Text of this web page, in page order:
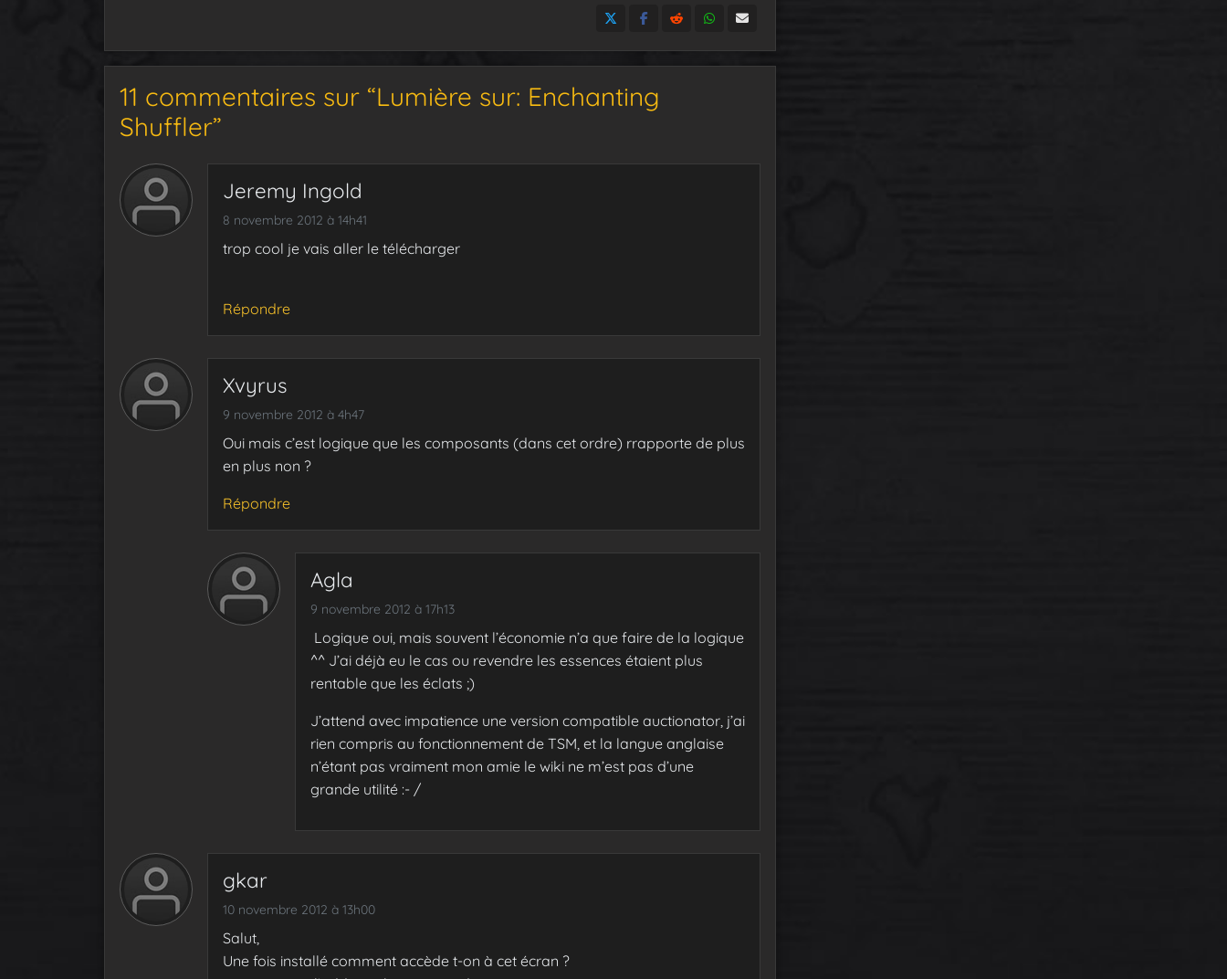
11 commentaires sur “Lumière sur: Enchanting
Shuffler”
Jeremy Ingold
8 novembre 2012 à 14h41
trop cool je vais aller le télécharger
Répondre
Xvyrus
9 novembre 2012 à 4h47
Oui mais c’est logique que les composants (dans cet ordre) rrapporte de plus
en plus non ?
Répondre
Agla
9 novembre 2012 à 17h13
Logique oui, mais souvent l’économie n’a que faire de la logique
^^ J’ai déjà eu le cas ou revendre les essences étaient plus
rentable que les éclats ;)
J’attend avec impatience une version compatible auctionator, j’ai
rien compris au fonctionnement de TSM, et la langue anglaise
n’étant pas vraiment mon amie le wiki ne m’est pas d’une
grande utilité :- /
gkar
10 novembre 2012 à 13h00
Salut,
Une fois installé comment accède t-on à cet écran ?